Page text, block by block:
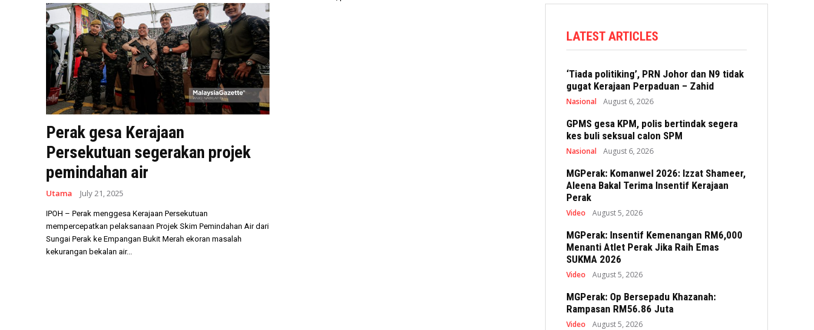
Perak gesa Kerajaan
Persekutuan segerakan projek
pemindahan air
Utama July 21, 2025
IPOH – Perak menggesa Kerajaan Persekutuan
mempercepatkan pelaksanaan Projek Skim Pemindahan Air dari
Sungai Perak ke Empangan Bukit Merah ekoran masalah
kekurangan bekalan air...
LATEST ARTICLES
‘Tiada politiking’, PRN Johor dan N9 tidak
gugat Kerajaan Perpaduan – Zahid
Nasional August 6, 2026
GPMS gesa KPM, polis bertindak segera
kes buli seksual calon SPM
Nasional August 6, 2026
MGPerak: Komanwel 2026: Izzat Shameer,
Aleena Bakal Terima Insentif Kerajaan
Perak
Video August 5, 2026
MGPerak: Insentif Kemenangan RM6,000
Menanti Atlet Perak Jika Raih Emas
SUKMA 2026
Video August 5, 2026
MGPerak: Op Bersepadu Khazanah:
Rampasan RM56.86 Juta
Video August 5, 2026